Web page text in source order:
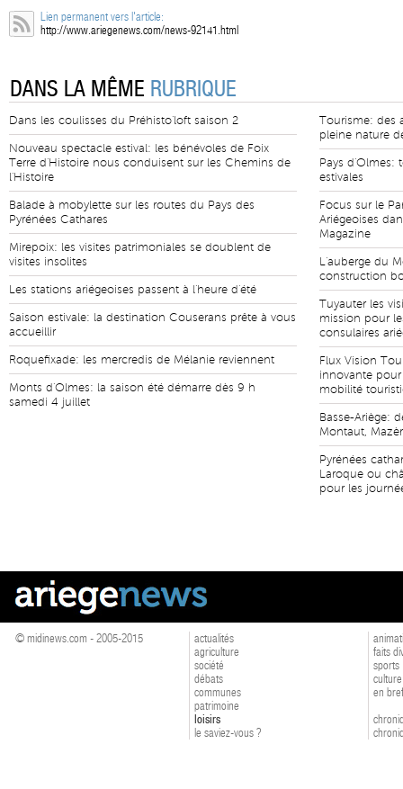
Lien permanent vers l'article:
http://www.ariegenews.com/news-92141.html
DANS LA MÊME RUBRIQUE
Dans les coulisses du Préhisto'loft saison 2
Nouveau spectacle estival: les bénévoles de Foix
Terre d'Histoire nous conduisent sur les Chemins de
l'Histoire
Balade à mobylette sur les routes du Pays des
Pyrénées Cathares
Mirepoix: les visites patrimoniales se doublent de
visites insolites
Les stations ariégeoises passent à l'heure d'été
Saison estivale: la destination Couserans prête à vous
accueillir
Roquefixade: les mercredis de Mélanie reviennent
Monts d'Olmes: la saison été démarre dès 9 h
samedi 4 juillet
Tourisme: des
pleine nature
Pays d'Olmes:
estivales
Focus sur le
Ariégeoises
Magazine
L'auberge du
construction
Tuyauter les
mission pour
consulaires
Flux Vision
innovante
mobilité
Basse-Ariège:
Montaut,
Pyrénées
Laroque ou
pour les
© midinews.com - 2005-2015
actualités
agriculture
société
débats
communes
patrimoine
loisirs
le saviez-vous ?
faits
sports
culture
en bref